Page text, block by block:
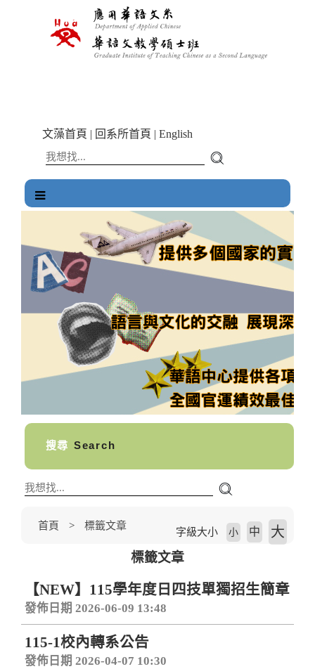
文藻首頁 | 回系所首頁 | English
搜尋 Search
首頁 標籤文章
字級大小 小 中 大
標籤文章
【NEW】115學年度日四技單獨招生簡章
發佈日期 2026-06-09 13:48
115-1校內轉系公告
發佈日期 2026-04-07 10:30